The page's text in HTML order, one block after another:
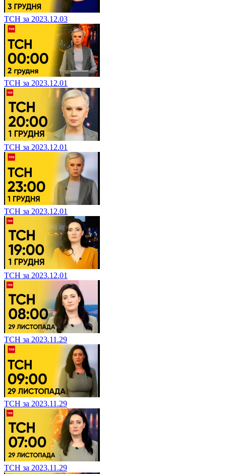
ТСН за 2023.12.03
ТСН за 2023.12.01
ТСН за 2023.12.01
ТСН за 2023.12.01
ТСН за 2023.12.01
ТСН за 2023.11.29
ТСН за 2023.11.29
ТСН за 2023.11.29